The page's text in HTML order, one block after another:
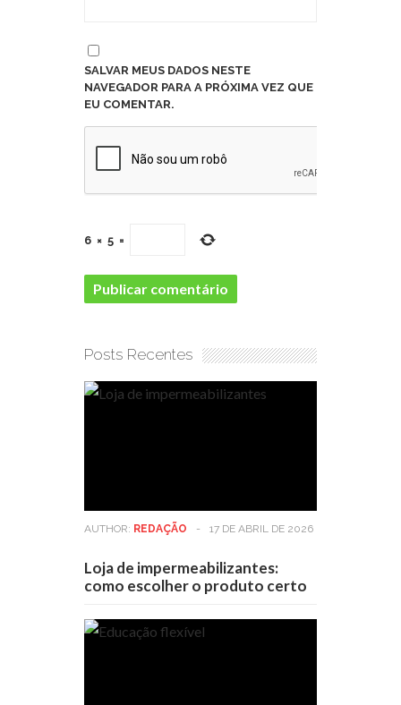
SALVAR MEUS DADOS NESTE
NAVEGADOR PARA A PRÓXIMA VEZ QUE
EU COMENTAR.
6 × 5 =
Posts Recentes
AUTHOR: REDAÇÃO - 17 DE ABRIL DE 2026
Loja de impermeabilizantes:
como escolher o produto certo